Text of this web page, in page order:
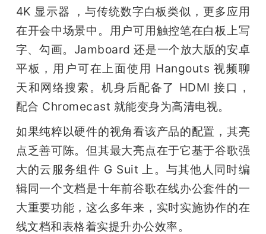
心
GAIR
题
爱
搞
4K 显示器 ，与传统数字白板类似，更多应用
在开会中场景中。用户可用触控笔在白板上写
字、勾画。Jamboard 还是一个放大版的安卓
平板，用户可在上面使用 Hangouts 视频聊
天和网络搜索。机身后配备了 HDMI 接口，
配合 Chromecast 就能变身为高清电视。
如果纯粹以硬件的视角看该产品的配置，其亮
点乏善可陈。但其最大亮点在于它基于谷歌强
大的云服务组件 G Suit 上。与其他人同时编
辑同一个文档是十年前谷歌在线办公套件的一
大重要功能，这么多年来，实时实施协作的在
线文档和表格着实提升办公效率。